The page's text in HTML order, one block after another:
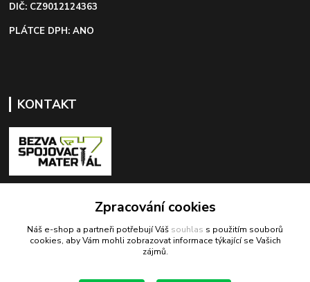
DIČ: CZ9012124363
PLÁTCE DPH: ANO
KONTAKT
+420 603 418 822
odbyt@bezva-spojovacimaterial.cz
Zpracování cookies
Náš e-shop a partneři potřebují Váš souhlas s použitím souborů
cookies, aby Vám mohli zobrazovat informace týkající se Vašich
zájmů.